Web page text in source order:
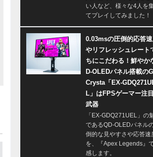
い人など、様々な4人を
てプレイしてみました！
0.03msの圧倒的応答
やリフレッシュレート
ちにこだわる！鮮やか
D-OLEDパネル搭載の
Crysta「EX-
L」はFPSゲーマー注
武器
「EX-GDQ271UEL」の
であるQD-OLEDパネル
倒的な見やすさや応答速
を、『Apex Legends』
感します。